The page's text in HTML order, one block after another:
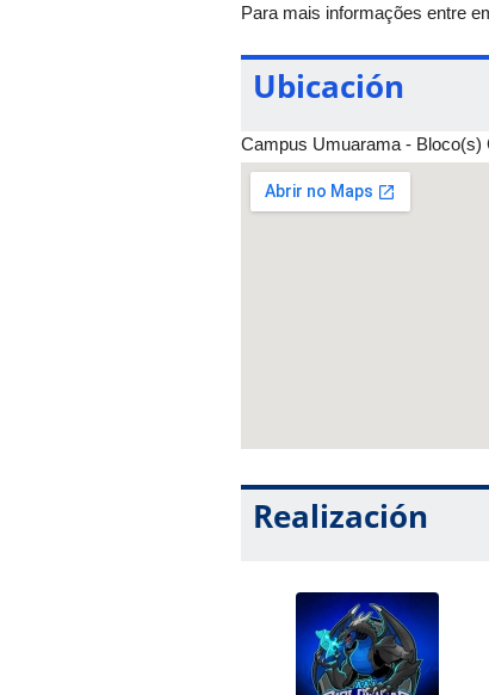
Para mais informações entre
Ubicación
Campus Umuarama - Bloco(s)
Realización